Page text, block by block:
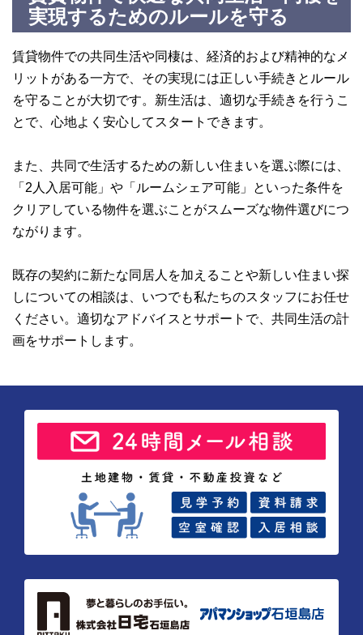
実現するためのルールを守る
賃貸物件での共同生活や同棲は、経済的および精神的なメ
リットがある一方で、その実現には正しい手続きとルール
を守ることが大切です。新生活は、適切な手続きを行うこ
とで、心地よく安心してスタートできます。
また、共同で生活するための新しい住まいを選ぶ際には、
「2人入居可能」や「ルームシェア可能」といった条件を
クリアしている物件を選ぶことがスムーズな物件選びにつ
ながります。
既存の契約に新たな同居人を加えることや新しい住まい探
しについての相談は、いつでも私たちのスタッフにお任せ
ください。適切なアドバイスとサポートで、共同生活の計
画をサポートします。